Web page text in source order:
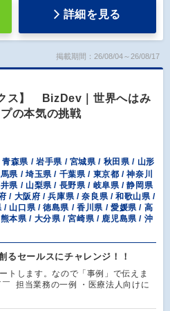
詳細を見る
掲載期間：26/08/04～26/08/17
ス】 BizDev｜世界へはみ
の本気の挑戦
森県 / 岩手県 / 宮城県 / 秋田県 / 山形
県 / 埼玉県 / 千葉県 / 東京都 / 神奈川
県 / 山梨県 / 長野県 / 岐阜県 / 静岡県
/ 大阪府 / 兵庫県 / 奈良県 / 和歌山県 /
山口県 / 徳島県 / 香川県 / 愛媛県 / 高
本県 / 大分県 / 宮崎県 / 鹿児島県 / 沖
るセールスにチャレンジ！！
トします。なので「事例」で伝えま
担当業務の一例 ・医療法人向けに